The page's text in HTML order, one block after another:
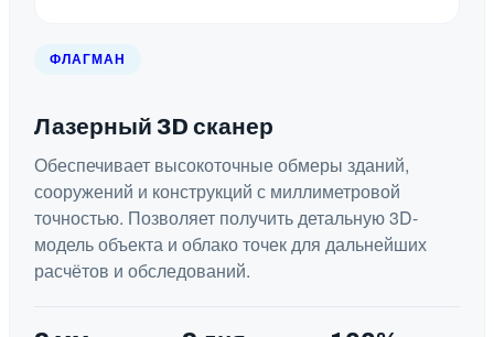
ФЛАГМАН
Лазерный 3D сканер
Обеспечивает высокоточные обмеры зданий,
сооружений и конструкций с миллиметровой
точностью. Позволяет получить детальную 3D-
модель объекта и облако точек для дальнейших
расчётов и обследований.